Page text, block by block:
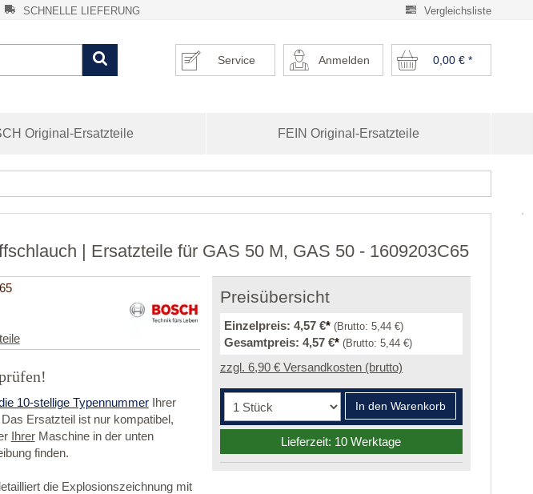
Vergleichsliste
SCHNELLE LIEFERUNG
0,00 €*
Anmelden
Service
Original-Ersatzteile FEIN Original-Ersatzteile
| Ersatzteile für GAS 50 M, GAS 50 - 1609203C65
10-stellige TypennummerIhrer
Ersatzteil ist nur kompatibel,
IhrerMaschine in der unten
finden.
die Explosionszeichnung mit
Preisübersicht
Einzelpreis: 4,57 €* (Brutto: 5,44 €)
Gesamtpreis: 4,57 €* (Brutto: 5,44 €)
zzgl. 6,90 € Versandkosten (brutto)
In den Warenkorb
Lieferzeit: 10 Werktage